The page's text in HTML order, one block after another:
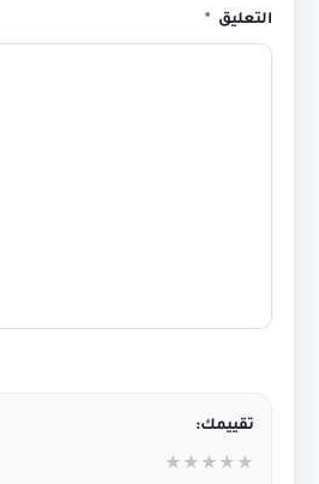
التعليق *
تقييمك:
★
★
★
★
★